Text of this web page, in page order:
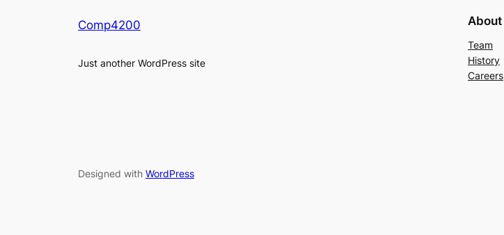
Comp4200
Just another WordPress site
About
Team
History
Careers
Designed with WordPress